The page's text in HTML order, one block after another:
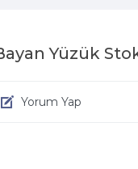
Yüzük
Yorum Yap